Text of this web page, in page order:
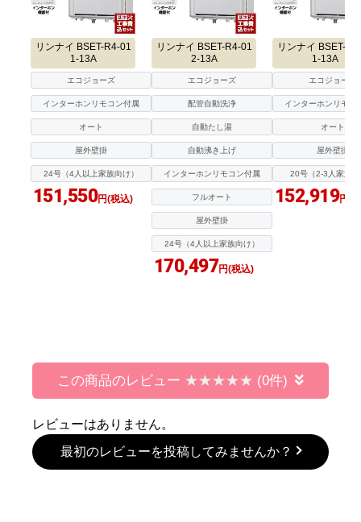
リンナイ BSET-R4-01
1-13A
エコジョーズ
インターホンリモコン付属
オート
屋外壁掛
24号（4人以上家族向け）
151,550円(税込)
リンナイ BSET-R4-01
2-13A
エコジョーズ
配管自動洗浄
自動たし湯
自動沸き上げ
インターホンリモコン付属
フルオート
屋外壁掛
24号（4人以上家族向け）
170,497円(税込)
リンナイ BSET-
1-13A
エコジョーズ
インターホンリモコ
オート
屋外壁掛
20号（2-3人家族
152,919円(
この商品のレビュー (0件)
レビューはありません。
最初のレビューを投稿してみませんか？